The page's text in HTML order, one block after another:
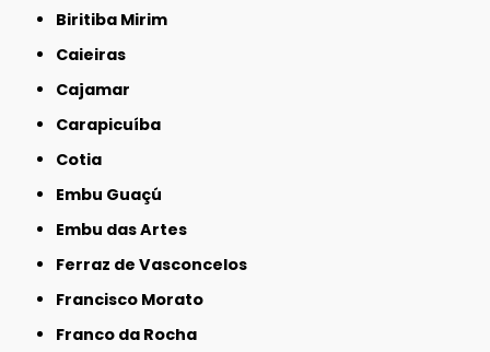
Biritiba Mirim
Caieiras
Cajamar
Carapicuíba
Cotia
Embu Guaçú
Embu das Artes
Ferraz de Vasconcelos
Francisco Morato
Franco da Rocha